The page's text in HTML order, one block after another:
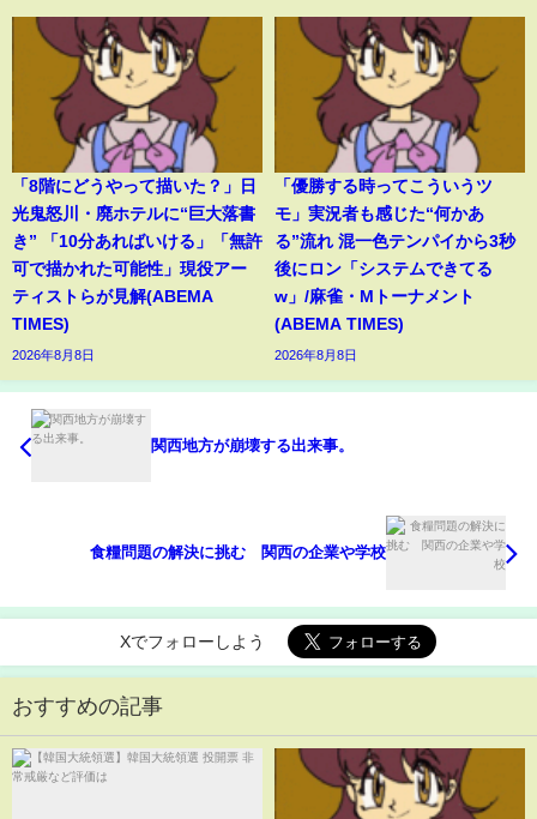
「8階にどうやって描いた？」日
光鬼怒川・廃ホテルに“巨大落書
き” 「10分あればいける」「無許
可で描かれた可能性」現役アー
ティストらが見解(ABEMA
TIMES)
2026年8月8日
「優勝する時ってこういうツ
モ」実況者も感じた“何かあ
る”流れ 混一色テンパイから3秒
後にロン「システムできてる
w」/麻雀・Mトーナメント
(ABEMA TIMES)
2026年8月8日
関西地方が崩壊する出来事。
食糧問題の解決に挑む 関西の企業や学校
Xでフォローしよう
おすすめの記事